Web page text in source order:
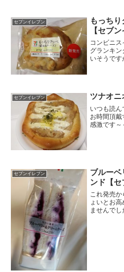
セブンイレブン
もっち
【セブン
コンビニ
グランキ
いそうで
ごろです
セブンイレブン ツナオニ
いつも読ん
お時間頂
感激です
セブンイレブン
ブルーベ
ンド【セ
これ発売
ょいとお
ませんでし